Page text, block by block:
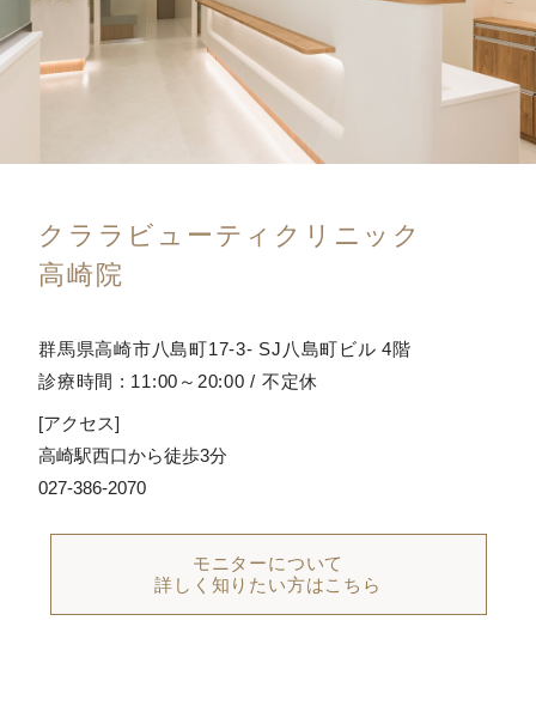
クララビューティクリニック
高崎院
群馬県高崎市八島町17-3- SJ八島町ビル 4階
診療時間 : 11:00～20:00 / 不定休
[アクセス]
高崎駅西口から徒歩3分
027-386-2070
モニターについて
詳しく知りたい方はこちら